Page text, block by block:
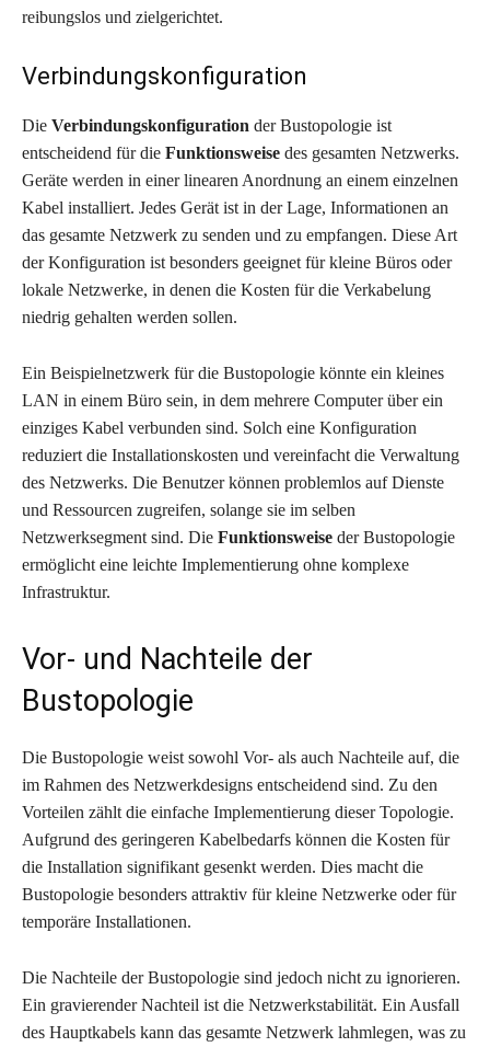
reibungslos und zielgerichtet.
Verbindungskonfiguration
Die Verbindungskonfiguration der Bustopologie ist
entscheidend für die Funktionsweise des gesamten Netzwerks.
Geräte werden in einer linearen Anordnung an einem einzelnen
Kabel installiert. Jedes Gerät ist in der Lage, Informationen an
das gesamte Netzwerk zu senden und zu empfangen. Diese Art
der Konfiguration ist besonders geeignet für kleine Büros oder
lokale Netzwerke, in denen die Kosten für die Verkabelung
niedrig gehalten werden sollen.
Ein Beispielnetzwerk für die Bustopologie könnte ein kleines
LAN in einem Büro sein, in dem mehrere Computer über ein
einziges Kabel verbunden sind. Solch eine Konfiguration
reduziert die Installationskosten und vereinfacht die Verwaltung
des Netzwerks. Die Benutzer können problemlos auf Dienste
und Ressourcen zugreifen, solange sie im selben
Netzwerksegment sind. Die Funktionsweise der Bustopologie
ermöglicht eine leichte Implementierung ohne komplexe
Infrastruktur.
Vor- und Nachteile der
Bustopologie
Die Bustopologie weist sowohl Vor- als auch Nachteile auf, die
im Rahmen des Netzwerkdesigns entscheidend sind. Zu den
Vorteilen zählt die einfache Implementierung dieser Topologie.
Aufgrund des geringeren Kabelbedarfs können die Kosten für
die Installation signifikant gesenkt werden. Dies macht die
Bustopologie besonders attraktiv für kleine Netzwerke oder für
temporäre Installationen.
Die Nachteile der Bustopologie sind jedoch nicht zu ignorieren.
Ein gravierender Nachteil ist die Netzwerkstabilität. Ein Ausfall
des Hauptkabels kann das gesamte Netzwerk lahmlegen, was zu